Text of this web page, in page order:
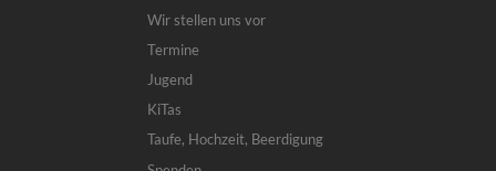
Wir stellen uns vor
Termine
Jugend
KiTas
Taufe, Hochzeit, Beerdigung